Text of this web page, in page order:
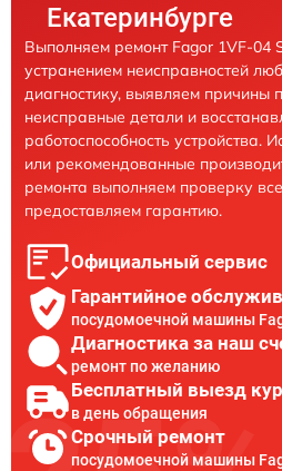
Екатеринбурге
Выполняем ремонт Fagor 1VF-04
устранением неисправностей
диагностику, выявляем причины
неисправные детали и
работоспособность устройства.
или рекомендованные
ремонта выполняем проверку
предоставляем гарантию.
Официальный сервис
Гарантийное
посудомоечной машины
Диагностика за наш
ремонт по желанию
Бесплатный выезд
в день обращения
Срочный ремонт
посудомоечной машины